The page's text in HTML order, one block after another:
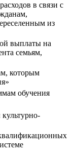
в связи с
из
выплаты на
семьям,
которым
обучения